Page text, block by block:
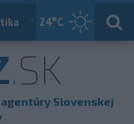
24°C
Slovensko
.SK
Slovenskej